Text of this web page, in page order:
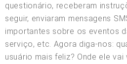
questionário, receberam
seguir, enviaram mensagens
importantes sobre os eventos
serviço, etc. Agora diga-nos:
usuário mais feliz? Onde ele